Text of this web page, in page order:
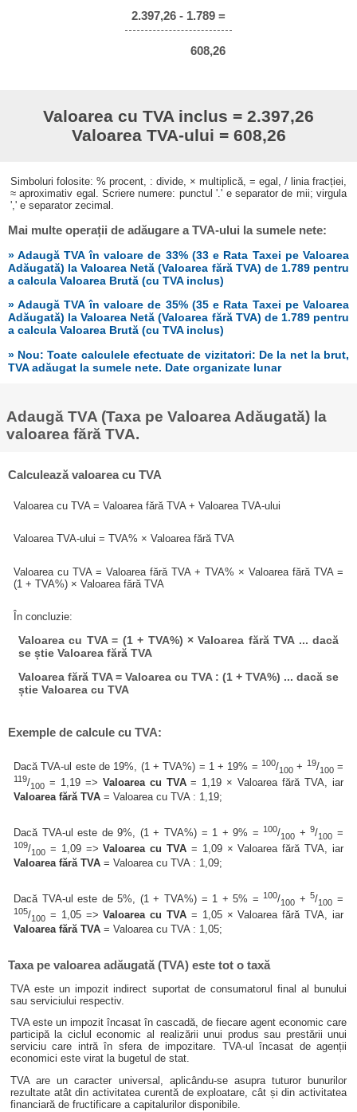
2.397,26 - 1.789 =
608,26
Valoarea cu TVA inclus = 2.397,26
Valoarea TVA-ului = 608,26
Simboluri folosite: % procent, : divide, × multiplică, = egal, / linia fracției,
≈ aproximativ egal. Scriere numere: punctul '.' e separator de mii; virgula
',' e separator zecimal.
Mai multe operații de adăugare a TVA-ului la sumele nete:
» Adaugă TVA în valoare de 33% (33 e Rata Taxei pe Valoarea
Adăugată) la Valoarea Netă (Valoarea fără TVA) de 1.789 pentru
a calcula Valoarea Brută (cu TVA inclus)
» Adaugă TVA în valoare de 35% (35 e Rata Taxei pe Valoarea
Adăugată) la Valoarea Netă (Valoarea fără TVA) de 1.789 pentru
a calcula Valoarea Brută (cu TVA inclus)
» Nou: Toate calculele efectuate de vizitatori: De la net la brut,
TVA adăugat la sumele nete. Date organizate lunar
Adaugă TVA (Taxa pe Valoarea Adăugată) la
valoarea fără TVA.
Calculează valoarea cu TVA
Valoarea cu TVA = Valoarea fără TVA + Valoarea TVA-ului
Valoarea TVA-ului = TVA% × Valoarea fără TVA
Valoarea cu TVA = Valoarea fără TVA + TVA% × Valoarea fără TVA =
(1 + TVA%) × Valoarea fără TVA
În concluzie:
Valoarea cu TVA = (1 + TVA%) × Valoarea fără TVA ... dacă
se știe Valoarea fără TVA
Valoarea fără TVA = Valoarea cu TVA : (1 + TVA%) ... dacă se
știe Valoarea cu TVA
Exemple de calcule cu TVA:
Dacă TVA-ul este de 19%, (1 + TVA%) = 1 + 19% = 100/100+ 19/100=
119/100 = 1,19 => Valoarea cu TVA= 1,19 × Valoarea fără TVA, iar
Valoarea fără TVA = Valoarea cu TVA : 1,19;
Dacă TVA-ul este de 9%, (1 + TVA%) = 1 + 9% =100/100 +9/100 =
109/100 = 1,09 =>Valoarea cu TVA = 1,09 × Valoarea fără TVA, iar
Valoarea fără TVA = Valoarea cu TVA : 1,09;
Dacă TVA-ul este de 5%, (1 + TVA%) = 1 + 5% =100/100 +5/100 =
105/100 = 1,05 =>Valoarea cu TVA = 1,05 × Valoarea fără TVA, iar
Valoarea fără TVA = Valoarea cu TVA : 1,05;
Taxa pe valoarea adăugată (TVA) este tot o taxă
TVA este un impozit indirect suportat de consumatorul final al bunului
sau serviciului respectiv.
TVA este un impozit încasat în cascadă, de fiecare agent economic care
participă la ciclul economic al realizării unui produs sau prestării unui
serviciu care intră în sfera de impozitare. TVA-ul încasat de agenții
economici este virat la bugetul de stat.
TVA are un caracter universal, aplicându-se asupra tuturor bunurilor
rezultate atât din activitatea curentă de exploatare, cât și din activitatea
financiară de fructificare a capitalurilor disponibile.